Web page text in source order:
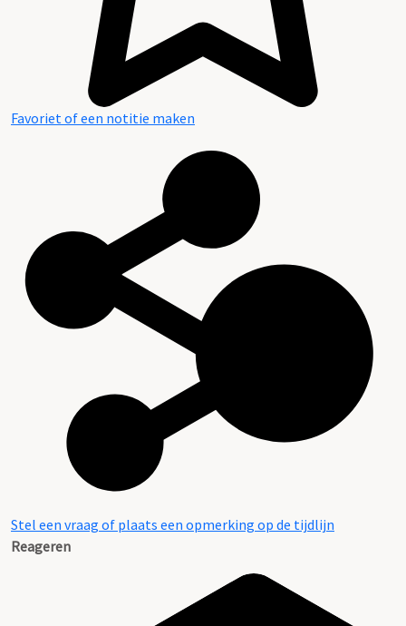
Favoriet of een notitie maken
Stel een vraag of plaats een opmerking op de tijdlijn
Reageren